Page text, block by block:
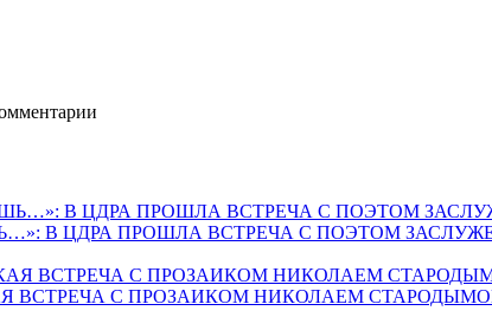
В ЦДРА ПРОШЛА ВСТРЕЧА С ПОЭТОМ
ВСТРЕЧА С ПРОЗАИКОМ НИКОЛАЕМ